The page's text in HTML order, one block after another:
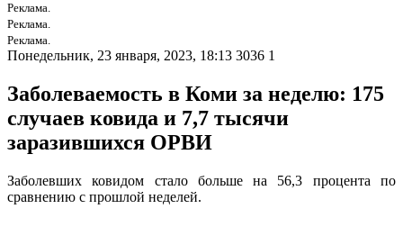
Реклама.
Реклама.
Реклама.
Понедельник, 23 января, 2023, 18:13 3036 1
Заболеваемость в Коми за неделю: 175
случаев ковида и 7,7 тысячи
заразившихся ОРВИ
Заболевших ковидом стало больше на 56,3 процента по
сравнению с прошлой неделей.